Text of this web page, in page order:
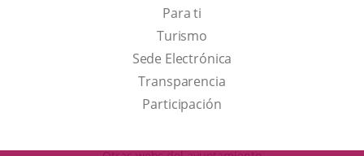
Para ti
TurismoThis
link
will
open
a
Sede Electrónica
Transparencia
Participación